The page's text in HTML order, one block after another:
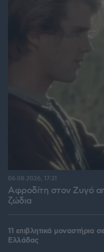
Αφροδίτη στον Ζυγό
ζώδια
06.08.2026, 17:31
11 επιβλητικά μοναστήρια
Ελλάδας